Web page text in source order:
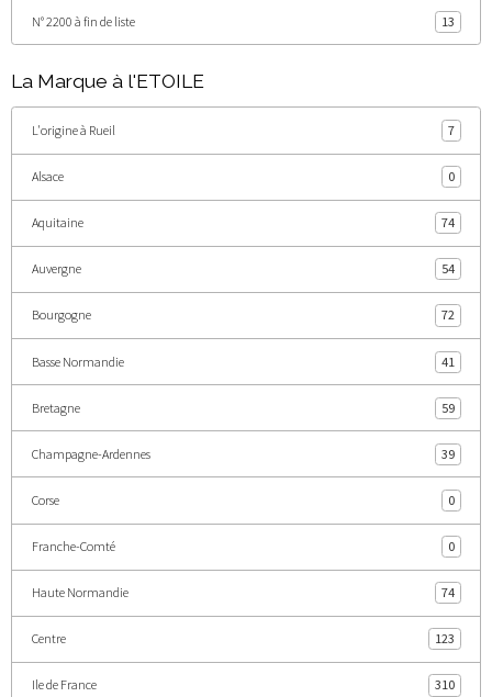
N° 2200 à fin de liste 13
La Marque à l'ETOILE
L'origine à Rueil 7
Alsace 0
Aquitaine 74
Auvergne 54
Bourgogne 72
Basse Normandie 41
Bretagne 59
Champagne-Ardennes 39
Corse 0
Franche-Comté 0
Haute Normandie 74
Centre 123
Ile de France 310